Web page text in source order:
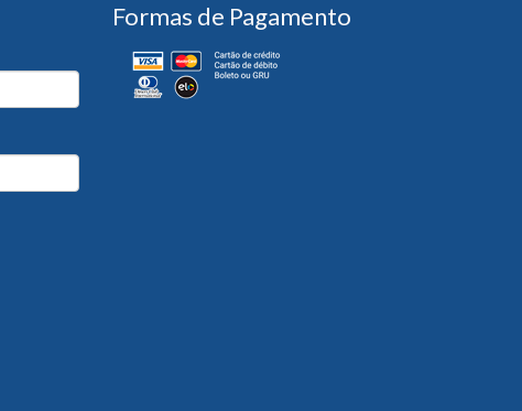
Formas de Pagamento